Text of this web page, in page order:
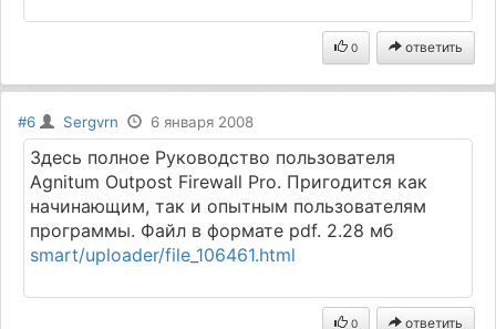
0 ответить
#6 Sergvrn 6 января 2008
Здесь полное Руководство пользователя
Agnitum Outpost Firewall Pro. Пригодится как
начинающим, так и опытным пользователям
программы. Файл в формате pdf. 2.28 мб
smart/uploader/file_106461.html
0 ответить